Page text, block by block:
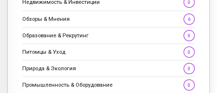
Недвижимость & Инвестиции 0
Обзоры & Мнения 6
Образование & Рекрутинг 0
Питомцы & Уход 0
Природа & Экология 0
Промышленность & Оборудование 0